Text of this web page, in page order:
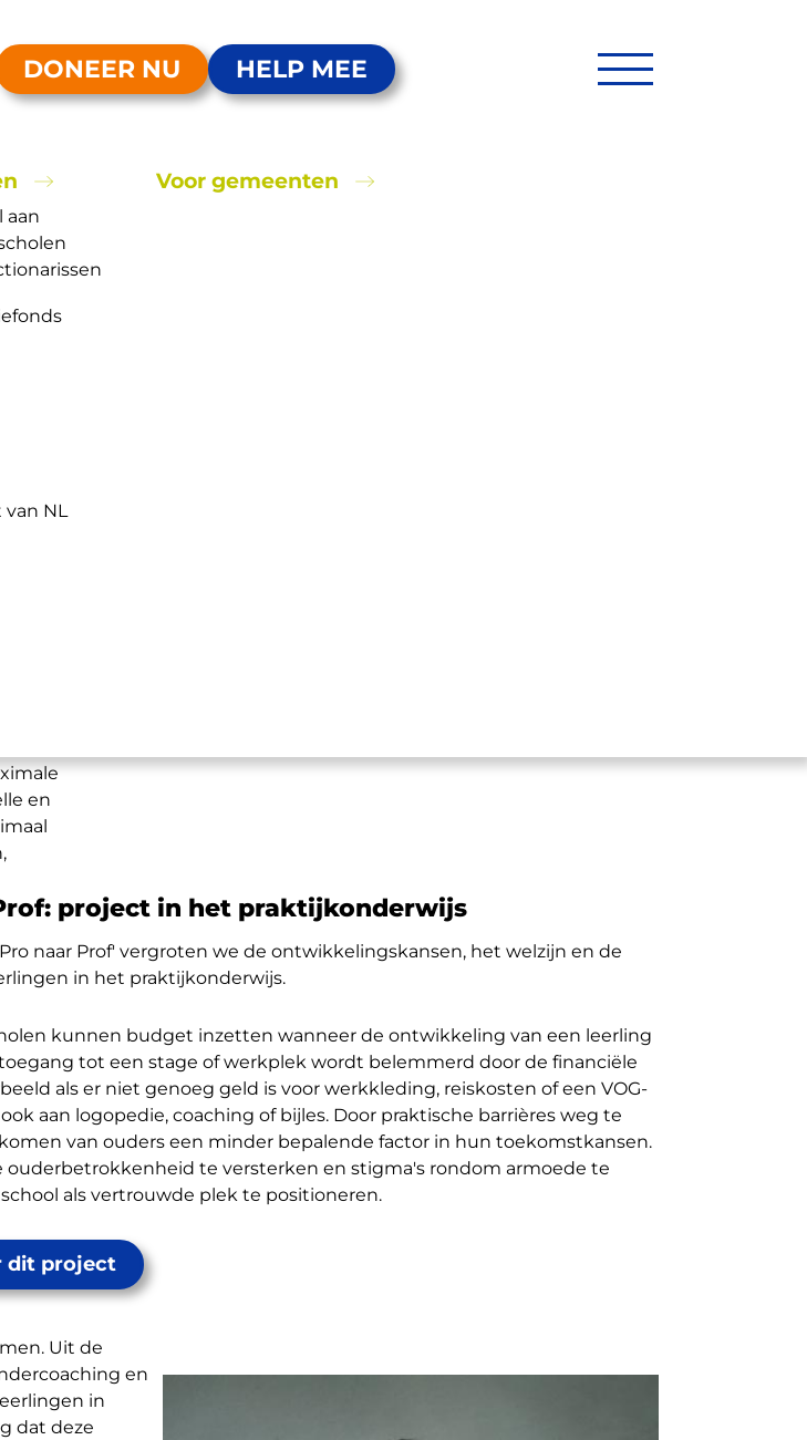
DONEER NU HELP MEE
aan
Voor gemeenten
van NL
en
project in het praktijkonderwijs
naar Prof' vergroten we de ontwikkelingskansen, het welzijn en de
in het praktijkonderwijs.
kunnen budget inzetten wanneer de ontwikkeling van een leerling
tot een stage of werkplek wordt belemmerd door de financiële
als er niet genoeg geld is voor werkkleding, reiskosten of een VOG-
aan logopedie, coaching of bijles. Door praktische barrières weg te
van ouders een minder bepalende factor in hun toekomstkansen.
ouderbetrokkenheid te versterken en stigma's rondom armoede te
als vertrouwde plek te positioneren.
dit project
Uit de
en
leerlingen in
dat deze